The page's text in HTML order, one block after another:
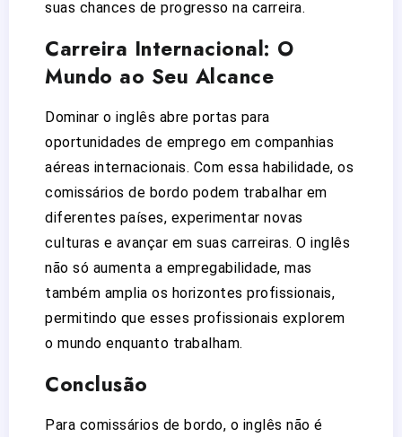
suas chances de progresso na carreira.
Carreira Internacional: O
Mundo ao Seu Alcance
Dominar o inglês abre portas para
oportunidades de emprego em companhias
aéreas internacionais. Com essa habilidade, os
comissários de bordo podem trabalhar em
diferentes países, experimentar novas
culturas e avançar em suas carreiras. O inglês
não só aumenta a empregabilidade, mas
também amplia os horizontes profissionais,
permitindo que esses profissionais explorem
o mundo enquanto trabalham.
Conclusão
Para comissários de bordo, o inglês não é